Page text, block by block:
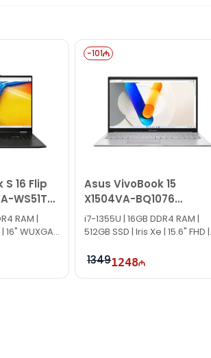
NƏĞD, KÖÇÜRMƏ həmçinin
suallarınızı saytımız vasitəsilə
19:00 saatlarında aktivdir.
saytımızın canlı dəstək
S 16 Flip
WS51T
RAM |
16" WUXGA |
-101
Asus VivoBook 15
X1504VA-BQ1076
90NB10J2-M01AE0
i7-1355U | 16GB DDR4 RAM |
512GB SSD | Iris Xe | 15.6" FHD |
13491248